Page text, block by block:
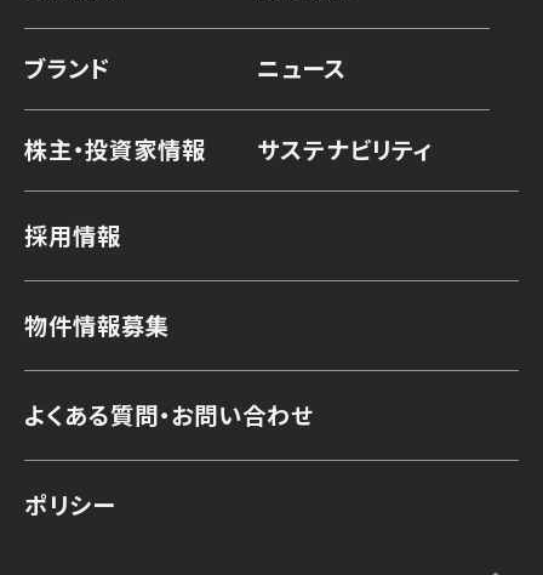
ブランド ニュース
株主・投資家情報 サステナビリティ
採用情報
物件情報募集
よくある質問・お問い合わせ
ポリシー